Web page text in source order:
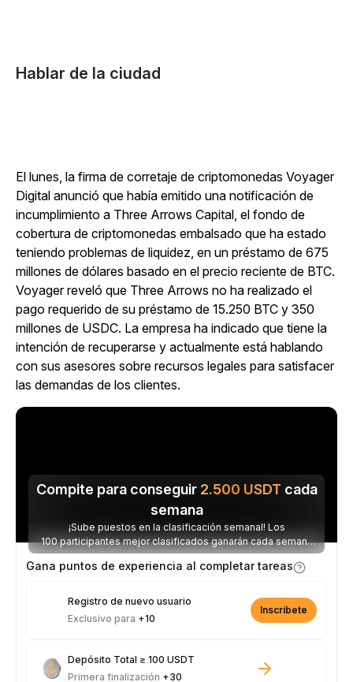
Hablar de la ciudad
El lunes, la firma de corretaje de criptomonedas Voyager
Digital anunció que había emitido una notificación de
incumplimiento a Three Arrows Capital, el fondo de
cobertura de criptomonedas embalsado que ha estado
teniendo problemas de liquidez, en un préstamo de 675
millones de dólares basado en el precio reciente de BTC.
Voyager reveló que Three Arrows no ha realizado el
pago requerido de su préstamo de 15.250 BTC y 350
millones de USDC. La empresa ha indicado que tiene la
intención de recuperarse y actualmente está hablando
con sus asesores sobre recursos legales para satisfacer
las demandas de los clientes.
Compite para conseguir 2.500 USDT cada
semana
¡Sube puestos en la clasificación semanal! Los
100 participantes mejor clasificados ganarán cada semana
parte de los 2.500 USDT disponibles.
Gana puntos de experiencia al completar tareas
Registro de nuevo usuario
Exclusivo para +10
Inscríbete
Depósito Total ≥ 100 USDT
Primera finalización +30